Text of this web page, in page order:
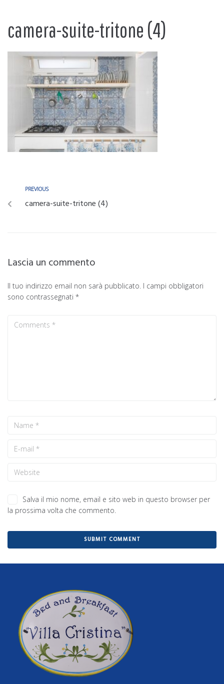
camera-suite-tritone (4)
PREVIOUS
camera-suite-tritone (4)
Lascia un commento
Il tuo indirizzo email non sarà pubblicato. I campi obbligatori
sono contrassegnati *
Salva il mio nome, email e sito web in questo browser per
la prossima volta che commento.